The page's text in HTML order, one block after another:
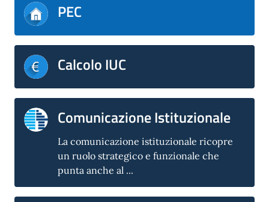
PEC
Calcolo IUC
Comunicazione Istituzionale
La comunicazione istituzionale ricopre
un ruolo strategico e funzionale che
punta anche al ...